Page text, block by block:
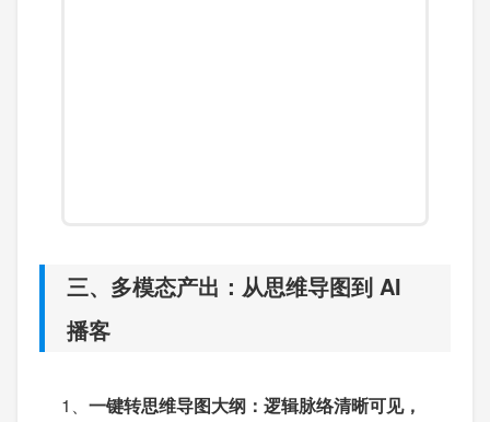
三、多模态产出：从思维导图到 AI
播客
1、 一键转思维导图大纲：逻辑脉络清晰可见，